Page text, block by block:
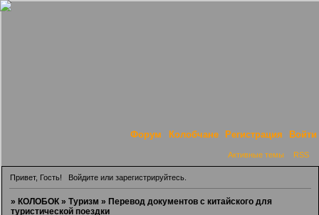
Форум Колобчане Регистрация Войти
Активные темы RSS
Привет, Гость! Войдитеили зарегистрируйтесь.
»КОЛОБОК »Туризм »Перевод документов с китайского для
туристической поездки